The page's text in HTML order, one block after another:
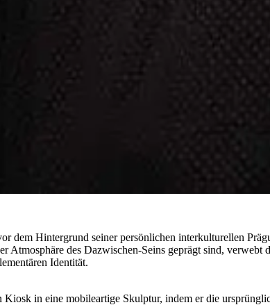
dem Hintergrund seiner persönlichen interkulturellen
Atmosphäre des Dazwischen-Seins geprägt sind,
Identität.
in eine mobileartige Skulptur, indem er die